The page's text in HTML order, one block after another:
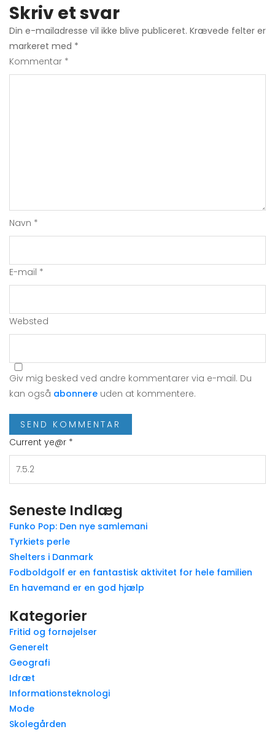
Skriv et svar
Din e-mailadresse vil ikke blive publiceret. Krævede felter er
markeret med *
Kommentar *
Navn *
E-mail *
Websted
Giv mig besked ved andre kommentarer via e-mail. Du
kan også abonnere uden at kommentere.
Current ye@r *
Seneste Indlæg
Funko Pop: Den nye samlemani
Tyrkiets perle
Shelters i Danmark
Fodboldgolf er en fantastisk aktivitet for hele familien
En havemand er en god hjælp
Kategorier
Fritid og fornøjelser
Generelt
Geografi
Idræt
Informationsteknologi
Mode
Skolegården